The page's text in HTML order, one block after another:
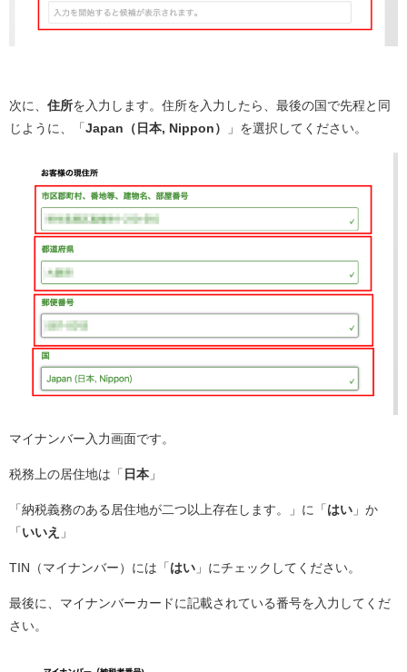
次に、 住所を入力します。住所を入力したら、最後の国で先程と同
じように、「Japan（日本, Nippon） 」を選択してください。
マイナンバー入力画面です。
税務上の居住地は「 日本 」
「納税義務のある居住地が二つ以上存在します。」に「 はい 」か
「 いいえ 」
TIN（マイナンバー）には「 はい 」にチェックしてください。
最後に、マイナンバーカードに記載されている番号を入力してくだ
さい。